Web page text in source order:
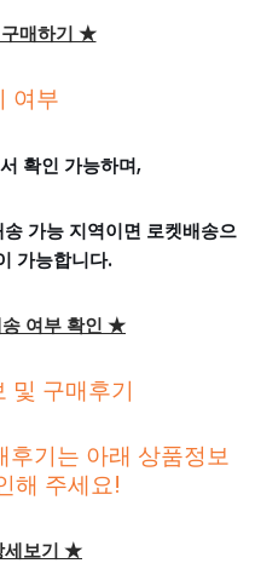
매하기 ★
여부
확인 가능하며,
가능 지역이면 로켓배송으
가능합니다.
여부 확인 ★
및 구매후기
후기는 아래 상품정보
해 주세요!
세보기 ★